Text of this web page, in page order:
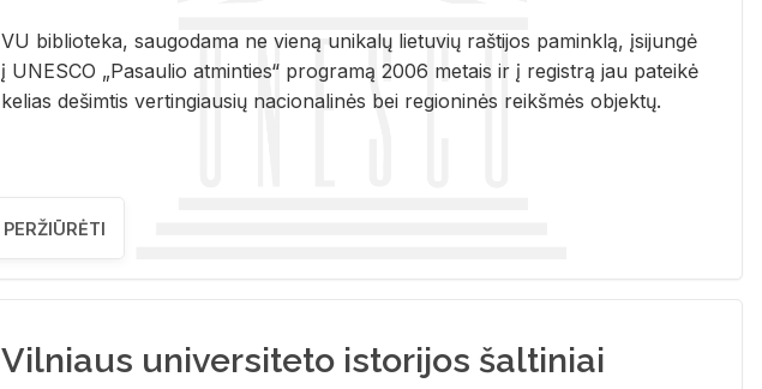
VU biblioteka, saugodama ne vieną unikalų lietuvių raštijos paminklą, įsijungė
į UNESCO „Pasaulio atminties“ programą 2006 metais ir į registrą jau pateikė
kelias dešimtis vertingiausių nacionalinės bei regioninės reikšmės objektų.
PERŽIŪRĖTI
Vilniaus universiteto istorijos šaltiniai